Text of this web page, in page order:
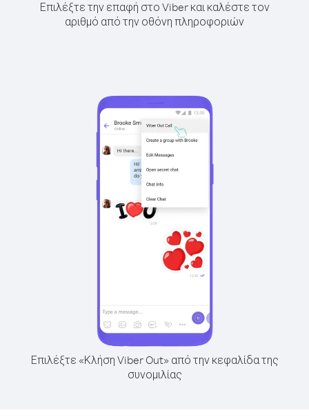
Επιλέξτε την επαφή στο Viber και καλέστε τον
αριθμό από την οθόνη πληροφοριών
Επιλέξτε «Κλήση Viber Out» από την κεφαλίδα της
συνομιλίας